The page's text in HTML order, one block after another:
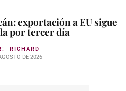
exportación a EU sigue
por tercer día
RICHARD
DE 2026